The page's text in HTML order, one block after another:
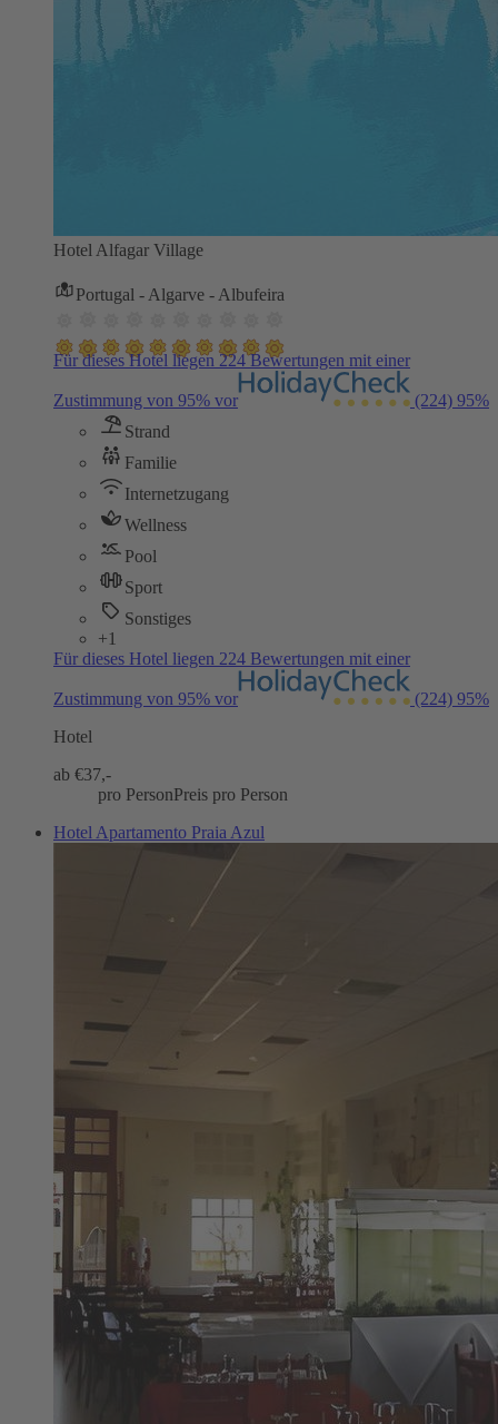
Hotel Alfagar Village
Portugal - Algarve - Albufeira
Für dieses Hotel liegen 224 Bewertungen mit einer
Zustimmung von 95% vor (224) 95%
Strand
Familie
Internetzugang
Wellness
Pool
Sport
Sonstiges
+1
Für dieses Hotel liegen 224 Bewertungen mit einer
Zustimmung von 95% vor (224) 95%
Hotel
ab €37,-
pro PersonPreis pro Person
Hotel Apartamento Praia Azul